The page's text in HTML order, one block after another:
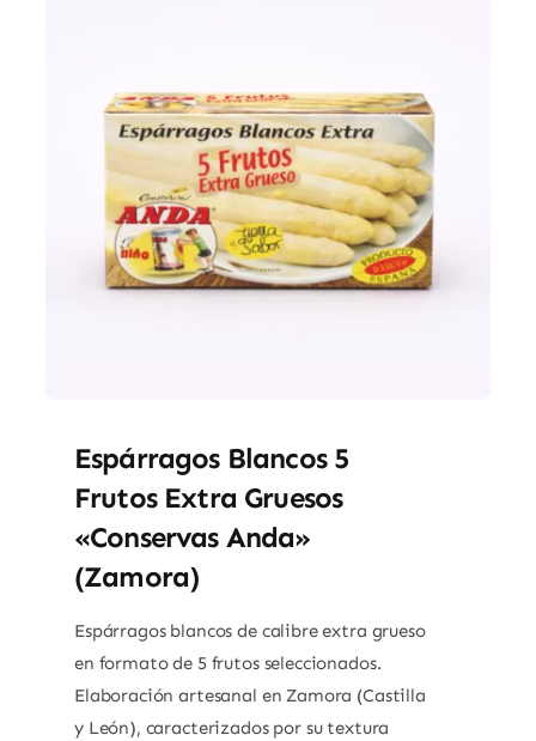
Espárragos Blancos 5
Frutos Extra Gruesos
«Conservas Anda»
(Zamora)
Espárragos blancos de calibre extra grueso
en formato de 5 frutos seleccionados.
Elaboración artesanal en Zamora (Castilla
y León), caracterizados por su textura